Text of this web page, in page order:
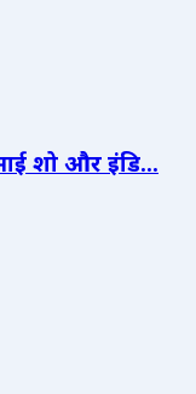
शो और इंडि...